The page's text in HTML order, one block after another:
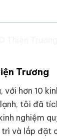
Trương
với hơn 10
tôi đã
nghiệm
trì và lắp đặt